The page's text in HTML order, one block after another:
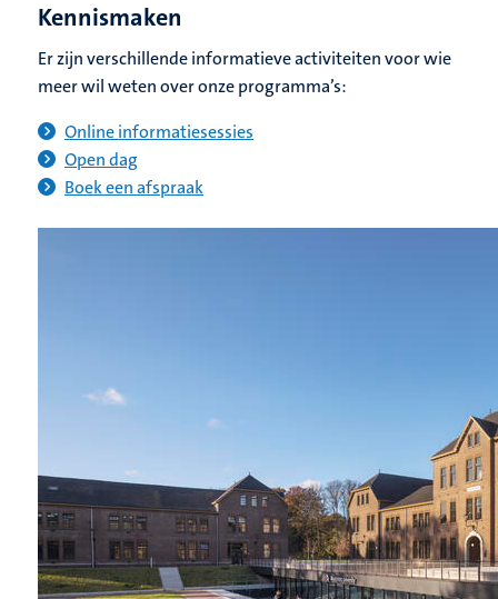
Kennismaken
Er zijn verschillende informatieve activiteiten voor wie
meer wil weten over onze programma’s:
Online informatiesessies
Open dag
Boek een afspraak